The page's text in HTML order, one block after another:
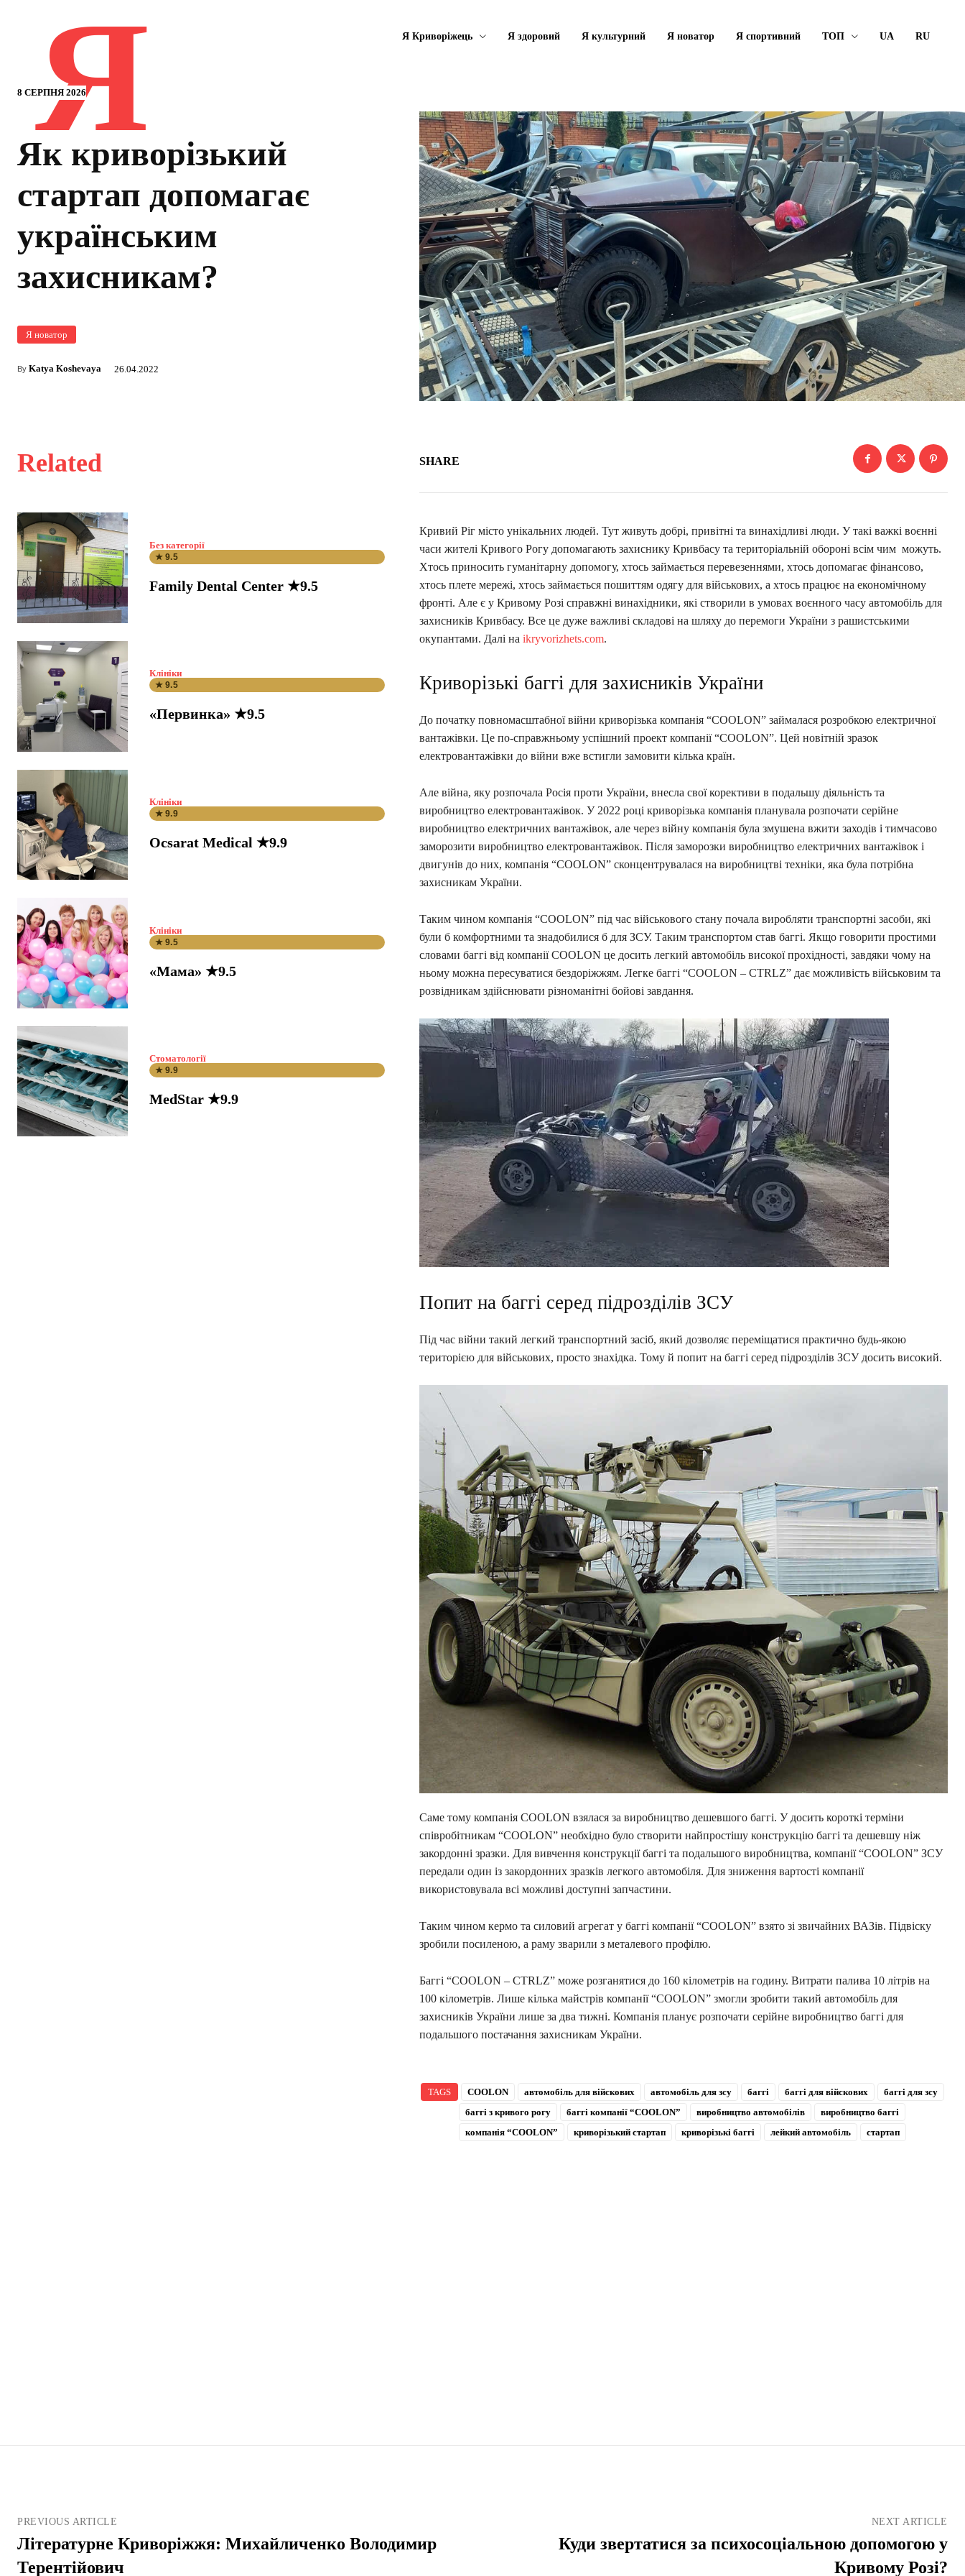
8 СЕРПНЯ 2026
Я Я Криворіжець Я здоровий Я культурний Я новатор Я спортивний ТОП UA RU
Як криворізький
стартап допомагає
українським
захисникам?
Я новатор
By Katya Koshevaya 26.04.2022
Related
Без категорії
★ 9.5
Family Dental Center ★9.5
Клініки
★ 9.5
«Первинка» ★9.5
Клініки
★ 9.9
Ocsarat Medical ★9.9
Клініки
★ 9.5
«Мама» ★9.5
Стоматології
★ 9.9
MedStar ★9.9
SHARE
Кривий Ріг місто унікальних людей. Тут живуть добрі, привітні та винахідливі люди. У такі важкі воєнні
часи жителі Кривого Рогу допомагають захиснику Кривбасу та територіальній обороні всім чим можуть.
Хтось приносить гуманітарну допомогу, хтось займається перевезеннями, хтось допомагає фінансово,
хтось плете мережі, хтось займається пошиттям одягу для військових, а хтось працює на економічному
фронті. Але є у Кривому Розі справжні винахідники, які створили в умовах воєнного часу автомобіль для
захисників Кривбасу. Все це дуже важливі складові на шляху до перемоги України з рашистськими
окупантами. Далі на ikryvorizhets.com.
Криворізькі баггі для захисників України
До початку повномасштабної війни криворізька компанія “COOLON” займалася розробкою електричної
вантажівки. Це по-справжньому успішний проект компанії “COOLON”. Цей новітній зразок
електровантажівки до війни вже встигли замовити кілька країн.
Але війна, яку розпочала Росія проти України, внесла свої корективи в подальшу діяльність та
виробництво електровантажівок. У 2022 році криворізька компанія планувала розпочати серійне
виробництво електричних вантажівок, але через війну компанія була змушена вжити заходів і тимчасово
заморозити виробництво електровантажівок. Після заморозки виробництво електричних вантажівок і
двигунів до них, компанія “COOLON” сконцентрувалася на виробництві техніки, яка була потрібна
захисникам України.
Таким чином компанія “COOLON” під час військового стану почала виробляти транспортні засоби, які
були б комфортними та знадобилися б для ЗСУ. Таким транспортом став баггі. Якщо говорити простими
словами баггі від компанії COOLON це досить легкий автомобіль високої прохідності, завдяки чому на
ньому можна пересуватися бездоріжжям. Легке баггі “COOLON – CTRLZ” дає можливість військовим та
розвідникам здійснювати різноманітні бойові завдання.
Попит на баггі серед підрозділів ЗСУ
Під час війни такий легкий транспортний засіб, який дозволяє переміщатися практично будь-якою
територією для військових, просто знахідка. Тому й попит на баггі серед підрозділів ЗСУ досить високий.
Саме тому компанія COOLON взялася за виробництво дешевшого баггі. У досить короткі терміни
співробітникам “COOLON” необхідно було створити найпростішу конструкцію баггі та дешевшу ніж
закордонні зразки. Для вивчення конструкції баггі та подальшого виробництва, компанії “COOLON” ЗСУ
передали один із закордонних зразків легкого автомобіля. Для зниження вартості компанії
використовувала всі можливі доступні запчастини.
Таким чином кермо та силовий агрегат у баггі компанії “COOLON” взято зі звичайних ВАЗів. Підвіску
зробили посиленою, а раму зварили з металевого профілю.
Баггі “COOLON – CTRLZ” може розганятися до 160 кілометрів на годину. Витрати палива 10 літрів на
100 кілометрів. Лише кілька майстрів компанії “COOLON” змогли зробити такий автомобіль для
захисників України лише за два тижні. Компанія планує розпочати серійне виробництво баггі для
подальшого постачання захисникам України.
TAGS COOLON автомобіль для війскових автомобіль для зсу баггі баггі для війскових
баггі для зсу
баггі з кривого рогу
баггі компанії “COOLON” виробництво автомобілів
виробництво баггі
компанія “COOLON”
криворізький стартап криворізькі баггі лейкий автомобіль стартап
PREVIOUS ARTICLE
Літературне Криворіжжя: Михайличенко Володимир
Терентійович
NEXT ARTICLE
Куди звертатися за психосоціальною допомогою у
Кривому Розі?